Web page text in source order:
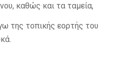
καθώς και τα ταμεία,
της τοπικής εορτής του